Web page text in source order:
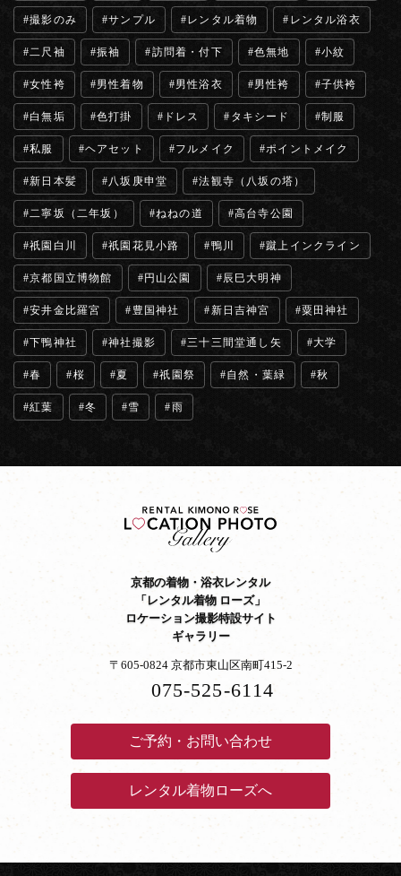
撮影のみ サンプル レンタル着物 レンタル浴衣
二尺袖 振袖 訪問着・付下 色無地 小紋
女性袴 男性着物 男性浴衣 男性袴 子供袴
白無垢 色打掛 ドレス タキシード 制服
私服 ヘアセット フルメイク ポイントメイク
新日本髪 八坂庚申堂 法観寺（八坂の塔）
二寧坂（二年坂） ねねの道 高台寺公園
祇園白川 祇園花見小路 鴨川 蹴上インクライン
京都国立博物館 円山公園 辰巳大明神
安井金比羅宮 豊国神社 新日吉神宮 粟田神社
下鴨神社 神社撮影 三十三間堂通し矢 大学
春 桜 夏 祇園祭 自然・葉緑 秋
紅葉 冬 雪 雨
京都の着物・浴衣レンタル
「レンタル着物 ローズ」
ロケーション撮影特設サイト
ギャラリー
〒605-0824 京都市東山区南町415-2
075-525-6114
ご予約・お問い合わせ
レンタル着物ローズへ